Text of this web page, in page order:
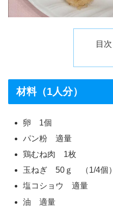
目次
材料（1人分）
卵 1個
パン粉 適量
鶏むね肉 1枚
玉ねぎ 50ｇ （1/4個）
塩コショウ 適量
油 適量